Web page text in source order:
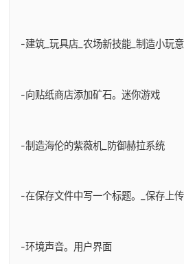
-建筑_玩具店_农场新技能_制造小玩意
-向贴纸商店添加矿石。迷你游戏
-制造海伦的紫薇机_防御赫拉系统
-在保存文件中写一个标题。_保存上传
-环境声音。用户界面